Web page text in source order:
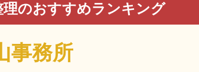
のおすすめランキング
事務所